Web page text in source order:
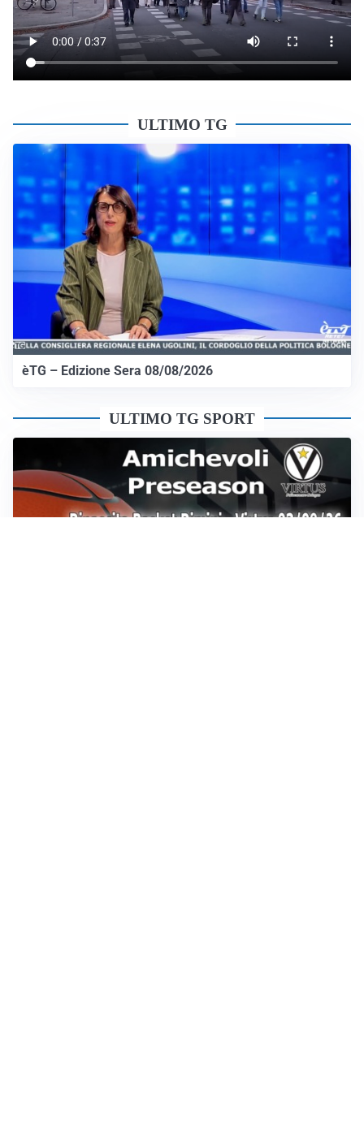
ULTIMO TG
èTG – Edizione Sera 08/08/2026
ULTIMO TG SPORT